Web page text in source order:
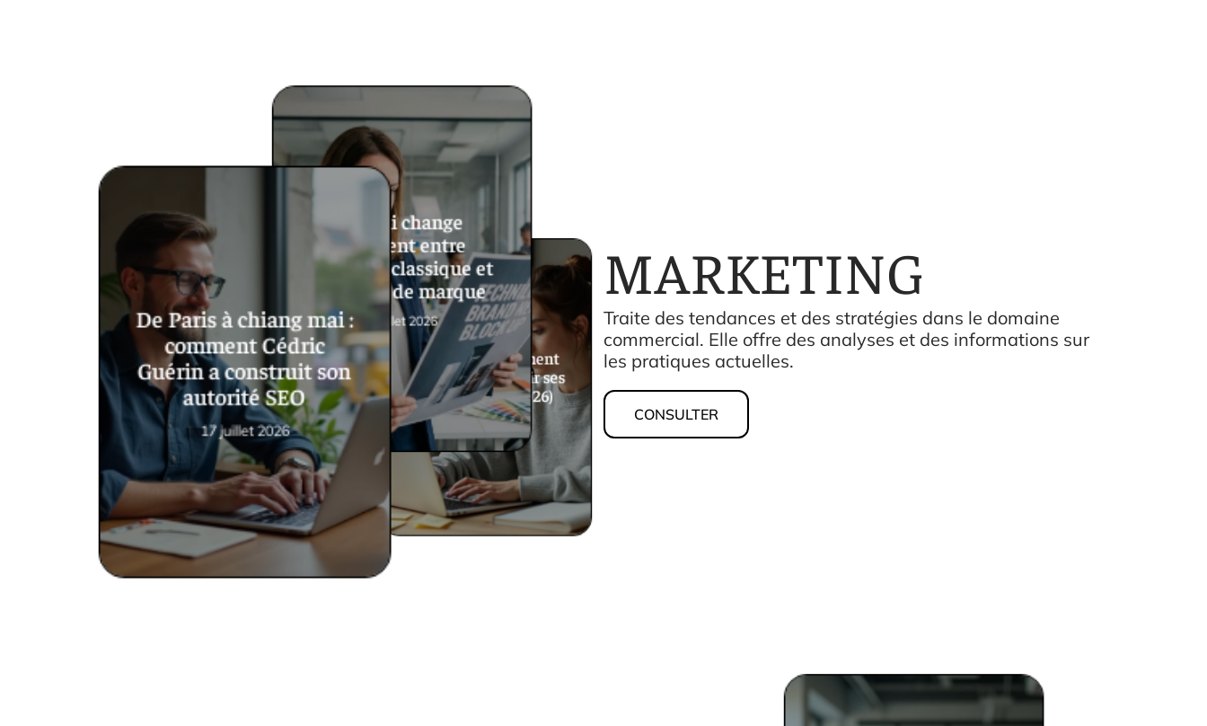
De Paris à chiang mai :
comment Cédric
Guérin a construit son
autorité SEO
17 juillet 2026
Ce qui change
vraiment entre
publicité classique et
contenu de marque
6 juillet 2026
Affiliation : comment
démarrer et choisir ses
programmes (2026)
6 juillet 2026
MARKETING
Traite des tendances et des stratégies dans le domaine
commercial. Elle offre des analyses et des informations sur
les pratiques actuelles.
CONSULTER